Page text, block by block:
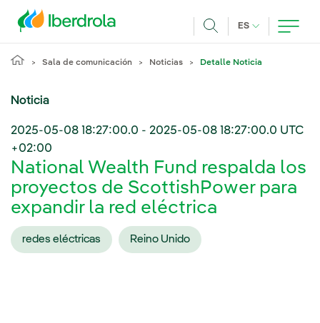
ES IDIOMA
Sala de comunicación Noticias Detalle Noticia
Noticia
2025-05-08 18:27:00.0 - 2025-05-08 18:27:00.0 UTC
+02:00
National Wealth Fund respalda los
proyectos de ScottishPower para
expandir la red eléctrica
redes eléctricas Reino Unido